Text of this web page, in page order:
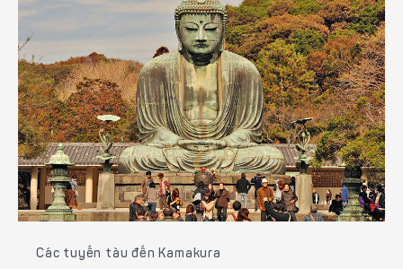
Các tuyến tàu đến Kamakura